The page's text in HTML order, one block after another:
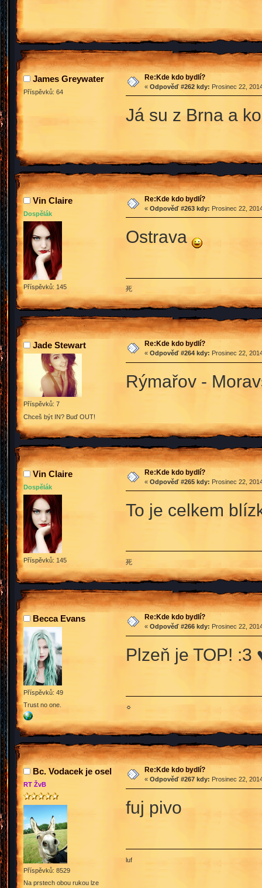
James Greywater
Příspěvků: 64
Re:Kde kdo bydlí?
« Odpověď #262 kdy: Prosinec 22,
Já su z Brna a
Vin Claire
Dospělák
Příspěvků: 145
Re:Kde kdo bydlí?
« Odpověď #263 kdy: Prosinec 22,
Ostrava
死
Jade Stewart
Příspěvků: 7
Chceš být IN? Buď OUT!
Re:Kde kdo bydlí?
« Odpověď #264 kdy: Prosinec 22,
Rýmařov -
Vin Claire
Dospělák
Příspěvků: 145
Re:Kde kdo bydlí?
« Odpověď #265 kdy: Prosinec 22,
To je celkem
死
Becca Evans
Příspěvků: 49
Trust no one.
Re:Kde kdo bydlí?
« Odpověď #266 kdy: Prosinec 22,
Plzeň je TOP! :3
☼
Bc. Vodacek je osel
RT ŽvB
Příspěvků: 8529
Na prstech obou rukou lze
Re:Kde kdo bydlí?
« Odpověď #267 kdy: Prosinec 22,
fuj pivo
luf